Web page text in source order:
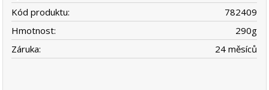
Kód produktu:
782409
Hmotnost:
290g
Záruka:
24 měsíců